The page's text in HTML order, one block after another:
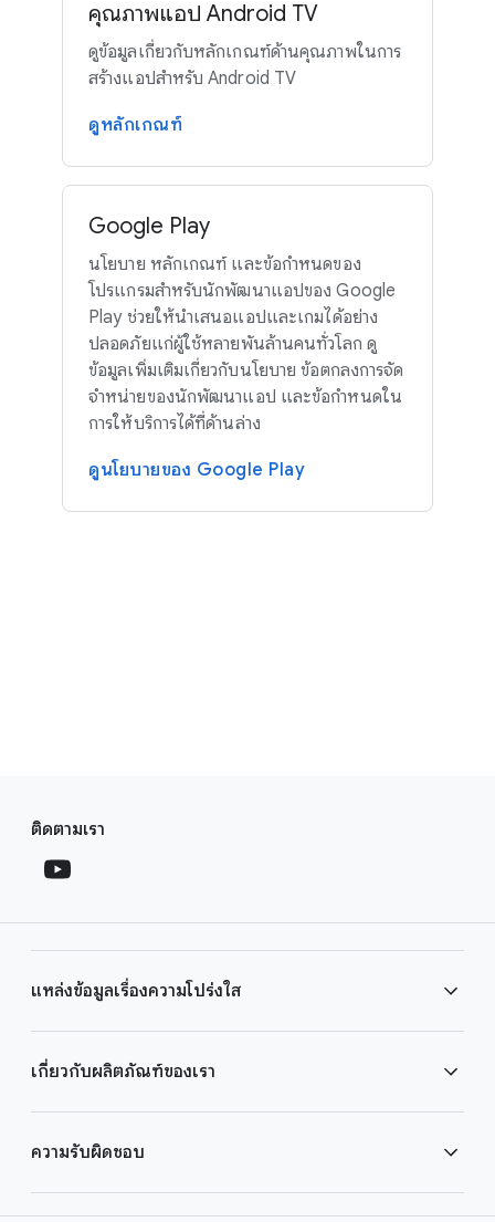
คุณภาพแอป Android TV
ดูข้อมูลเกี่ยวกับหลักเกณฑ์ด้านคุณภาพในการ
สร้างแอปสำหรับ Android TV
ดูหลักเกณฑ์
Google Play
นโยบาย หลักเกณฑ์ และข้อกำหนดของ
โปรแกรมสำหรับนักพัฒนาแอปของ Google
Play ช่วยให้นำเสนอแอปและเกมได้อย่าง
ปลอดภัยแก่ผู้ใช้หลายพันล้านคนทั่วโลก ดู
ข้อมูลเพิ่มเติมเกี่ยวกับนโยบาย ข้อตกลงการจัด
จำหน่ายของนักพัฒนาแอป และข้อกำหนดใน
การให้บริการได้ที่ด้านล่าง
ดูนโยบายของ Google Play
S
o
a
l
o
d
l
e
ติดตามเรา
แหล่งข้อมูลเรื่องความโปร่งใส
ศูนย์ความโปร่งใสของโฆษณา
เกี่ยวกับผลิตภัณฑ์ของเรา
วิธีการทำงานของ Search
วิธีการทำงานของ YouTube
ความรับผิดชอบ